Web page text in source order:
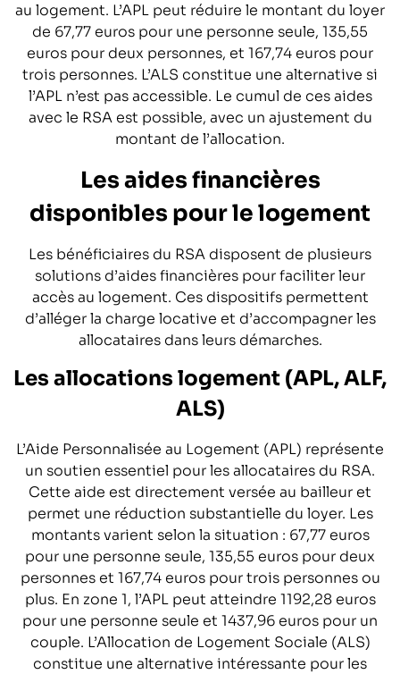
au logement. L’APL peut réduire le montant du loyer
de 67,77 euros pour une personne seule, 135,55
euros pour deux personnes, et 167,74 euros pour
trois personnes. L’ALS constitue une alternative si
l’APL n’est pas accessible. Le cumul de ces aides
avec le RSA est possible, avec un ajustement du
montant de l’allocation.
Les aides financières
disponibles pour le logement
Les bénéficiaires du RSA disposent de plusieurs
solutions d’aides financières pour faciliter leur
accès au logement. Ces dispositifs permettent
d’alléger la charge locative et d’accompagner les
allocataires dans leurs démarches.
Les allocations logement (APL, ALF,
ALS)
L’Aide Personnalisée au Logement (APL) représente
un soutien essentiel pour les allocataires du RSA.
Cette aide est directement versée au bailleur et
permet une réduction substantielle du loyer. Les
montants varient selon la situation : 67,77 euros
pour une personne seule, 135,55 euros pour deux
personnes et 167,74 euros pour trois personnes ou
plus. En zone 1, l’APL peut atteindre 1192,28 euros
pour une personne seule et 1437,96 euros pour un
couple. L’Allocation de Logement Sociale (ALS)
constitue une alternative intéressante pour les